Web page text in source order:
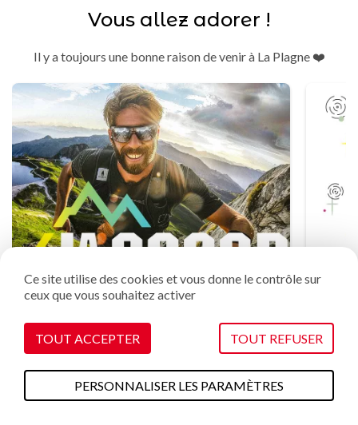
Vous allez adorer !
Il y a toujours une bonne raison de venir à La Plagne ❤️
La 6000D by Dare2B
Ce site utilise des cookies et vous donne le contrôle sur
ceux que vous souhaitez activer
TOUT ACCEPTER TOUT REFUSER
PERSONNALISER LES PARAMÈTRES